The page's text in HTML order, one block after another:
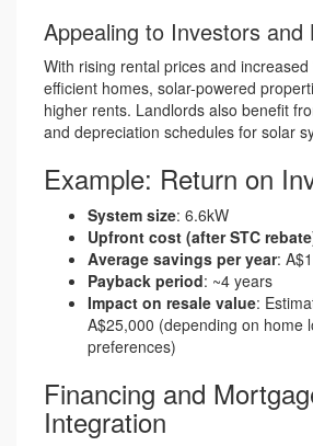
Appealing to Investors and
With rising rental prices and
efficient homes, solar-powered
higher rents. Landlords also benefit
and depreciation schedules for solar
Example: Return on
System size: 6.6kW
Upfront cost (after STC
Average savings per year:
Payback period: ~4 years
Impact on resale value:
A$25,000 (depending on home
preferences)
Financing and
Integration